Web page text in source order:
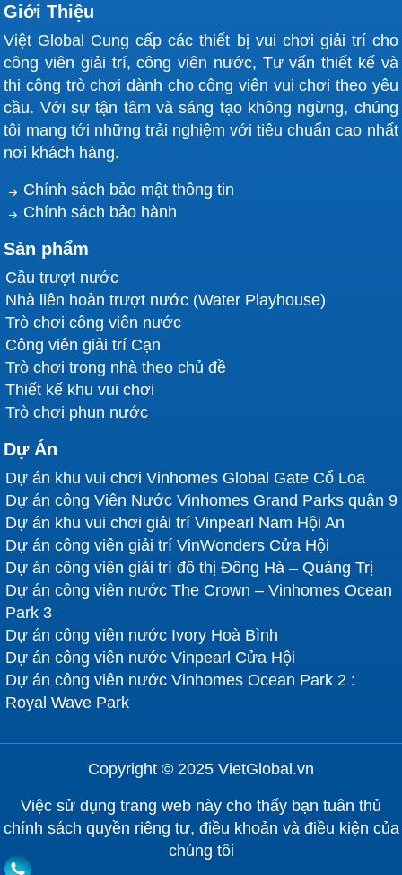
Giới Thiệu
Việt Global Cung cấp các thiết bị vui chơi giải trí cho
công viên giải trí, công viên nước, Tư vấn thiết kế và
thi công trò chơi dành cho công viên vui chơi theo yêu
cầu. Với sự tận tâm và sáng tạo không ngừng, chúng
tôi mang tới những trải nghiệm với tiêu chuẩn cao nhất
nơi khách hàng.
Chính sách bảo mật thông tin
Chính sách bảo hành
Sản phẩm
Cầu trượt nước
Nhà liên hoàn trượt nước (Water Playhouse)
Trò chơi công viên nước
Công viên giải trí Cạn
Trò chơi trong nhà theo chủ đề
Thiết kế khu vui chơi
Trò chơi phun nước
Dự Án
Dự án khu vui chơi Vinhomes Global Gate Cổ Loa
Dự án công Viên Nước Vinhomes Grand Parks quận 9
Dự án khu vui chơi giải trí Vinpearl Nam Hội An
Dự án công viên giải trí VinWonders Cửa Hội
Dự án công viên giải trí đô thị Đông Hà – Quảng Trị
Dự án công viên nước The Crown – Vinhomes Ocean
Park 3
Dự án công viên nước Ivory Hoà Bình
Dự án công viên nước Vinpearl Cửa Hội
Dự án công viên nước Vinhomes Ocean Park 2 :
Royal Wave Park
Copyright © 2025 VietGlobal.vn
Việc sử dụng trang web này cho thấy bạn tuân thủ
chính sách quyền riêng tư, điều khoản và điều kiện của
chúng tôi